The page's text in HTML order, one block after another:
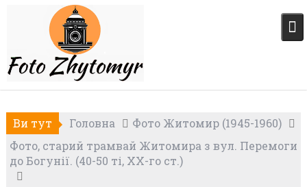
Ви тут Головна
Фото Житомир (1945-1960)
Фото, старий трамвай Житомира з вул. Перемоги
до Богунії. (40-50 ті, XX-го ст.)